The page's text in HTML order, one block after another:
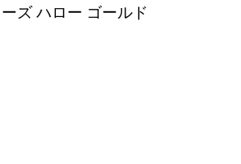
ズ ハロー ゴールド